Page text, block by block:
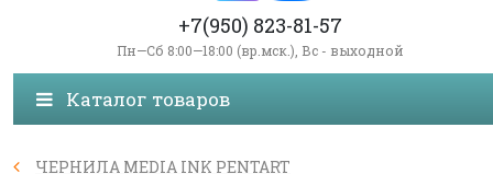
+7(950) 823-81-57
Пн—Сб 8:00—18:00 (вр.мск.), Вс - выходной
Каталог товаров
ЧЕРНИЛА MEDIA INK PENTART